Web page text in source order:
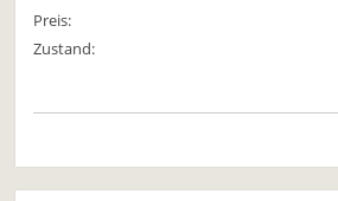
Preis:
Zustand: